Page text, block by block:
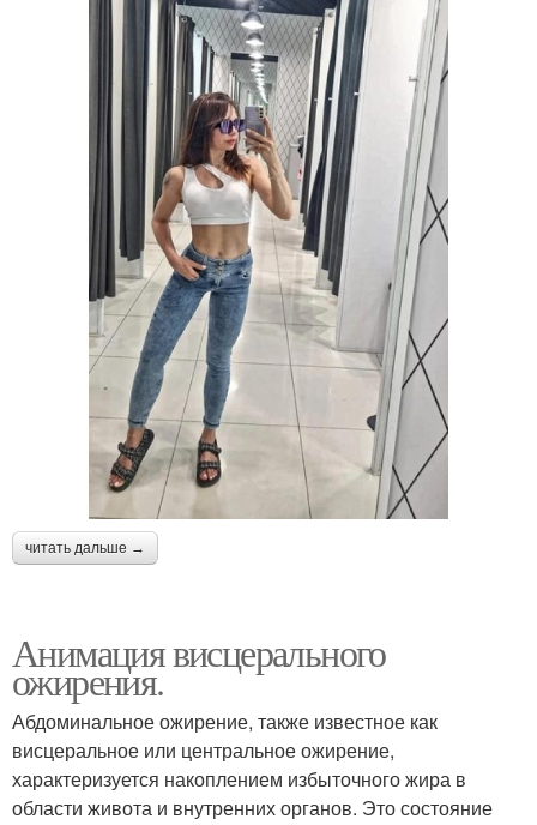
читать дальше →
Анимация висцерального
ожирения.
Абдоминальное ожирение, также известное как
висцеральное или центральное ожирение,
характеризуется накоплением избыточного жира в
области живота и внутренних органов. Это состояние